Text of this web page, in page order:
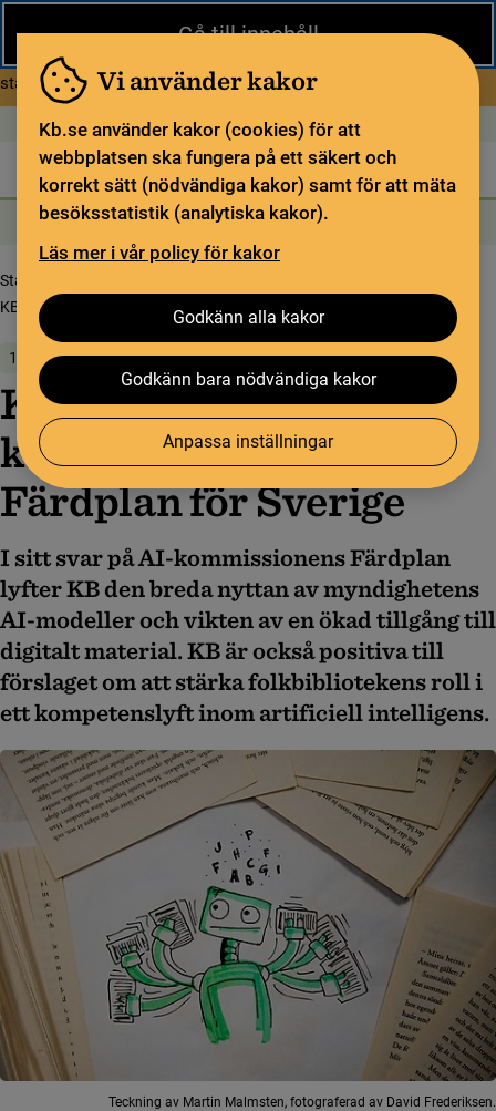
Gå till innehåll
Under sommaren har KB begränsad service och särskilda
öppettider. Vissa veckor är en del funktioner och samlingar
stängda.Läs mer om Begränsad service i sommar
Vi använder kakor
Kb.se använder kakor (cookies) för att
webbplatsen ska fungera på ett säkert och
korrekt sätt (nödvändiga kakor) samt för att mäta
besöksstatistik (analytiska kakor).
Läs mer i vår policy för kakor
Godkänn alla kakor
Godkänn bara nödvändiga kakor
Anpassa inställningar
Öppet idag: 11–15In English
Biblioteket För bibliotekssektorn Pliktleverans och ISBN
Sök Sök
Söktjänster
Startsida
KB:s remissvar på AI-kommissionens Färdplan för Sverige
10 juni 2025
KB:s remissvar på AI-
kommissionens
Färdplan för Sverige
I sitt svar på AI-kommissionens Färdplan
lyfter KB den breda nyttan av myndighetens
AI-modeller och vikten av en ökad tillgång till
digitalt material. KB är också positiva till
förslaget om att stärka folkbibliotekens roll i
ett kompetenslyft inom artificiell intelligens.
Teckning av Martin Malmsten, fotograferad av David Frederiksen.